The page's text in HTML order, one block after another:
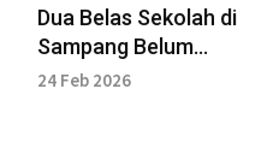
Dua Belas Sekolah di
Sampang Belum
Bersertifikat
24 Feb 2026